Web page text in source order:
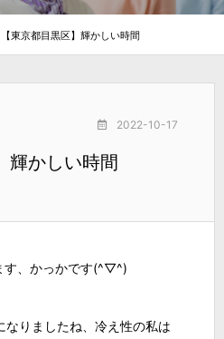
【東京都目黒区】輝かしい時間
2022-10-17
輝かしい時間
す、かっかです(^▽^)
なりましたね、冷え性の私は